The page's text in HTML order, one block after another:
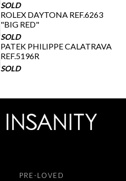
SOLD
ROLEX DAYTONA REF.6263
"BIG RED"
SOLD
PATEK PHILIPPE CALATRAVA
REF.5196R
SOLD
PRE-LOVED